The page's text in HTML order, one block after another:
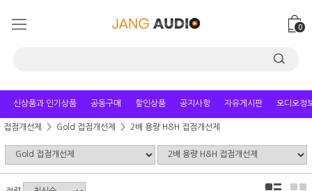
0
신상품과 인기상품 공동구매 할인상품 공지사항 자유게시판 오디오정
접점개선제 Gold 접점개선제 2배 용량 H&H 접점개선제